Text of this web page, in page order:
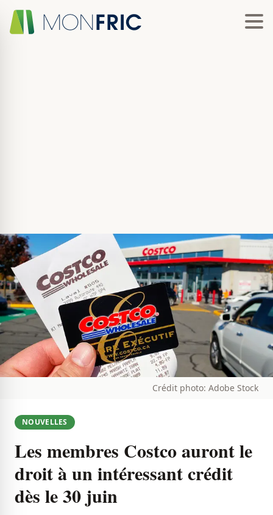
Crédit photo: Adobe Stock
NOUVELLES
Les membres Costco auront le
droit à un intéressant crédit
dès le 30 juin